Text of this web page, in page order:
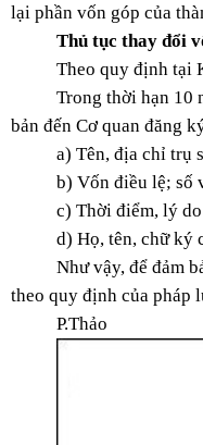
lại phần vốn góp của
Thủ tục thay đổi
Theo quy định tại
Trong thời hạn 10
bản đến Cơ quan đăng
a) Tên, địa chỉ trụ
b) Vốn điều lệ; số
c) Thời điểm, lý
d) Họ, tên, chữ ký
Như vậy, để đảm
theo quy định của pháp
P.Thảo